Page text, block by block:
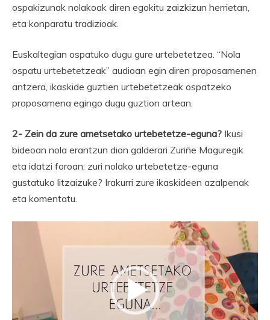
ospakizunak nolakoak diren egokitu zaizkizun herrietan,
eta konparatu tradizioak.
Euskaltegian ospatuko dugu gure urtebetetzea. “Nola
ospatu urtebetetzeak” audioan egin diren proposamenen
antzera, ikaskide guztien urtebetetzeak ospatzeko
proposamena egingo dugu guztion artean.
2- Zein da zure ametsetako urtebetetze-eguna? Ikusi
bideoan nola erantzun dion galderari Zuriñe Maguregik
eta idatzi foroan: zuri nolako urtebetetze-eguna
gustatuko litzaizuke? Irakurri zure ikaskideen azalpenak
eta komentatu.
erreproduzigailua